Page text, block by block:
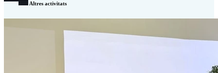
Altres activitats